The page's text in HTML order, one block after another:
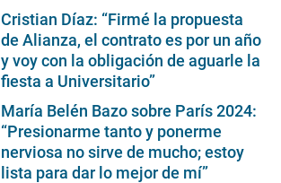
Cristian Díaz: “Firmé la propuesta
de Alianza, el contrato es por un año
y voy con la obligación de aguarle la
fiesta a Universitario”
María Belén Bazo sobre París 2024:
“Presionarme tanto y ponerme
nerviosa no sirve de mucho; estoy
lista para dar lo mejor de mí”